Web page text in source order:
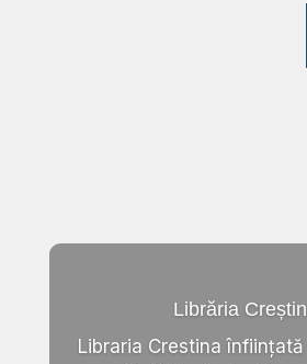
Librăria
Libraria Crestina